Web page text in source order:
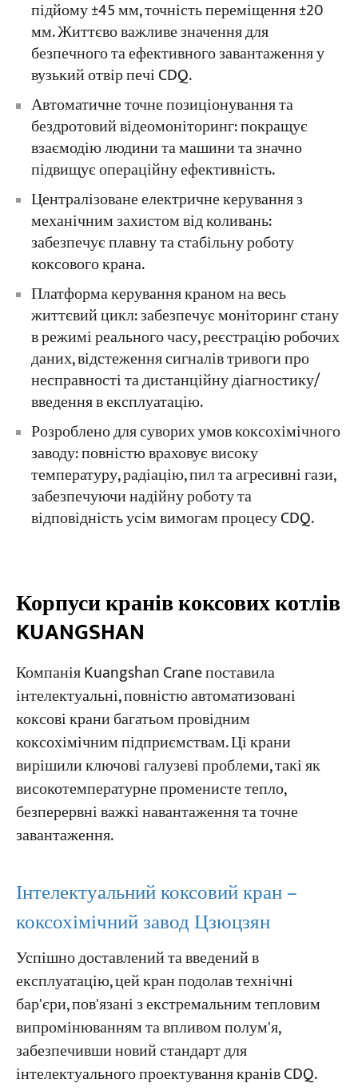
підйому ±45 мм, точність переміщення ±20
мм. Життєво важливе значення для
безпечного та ефективного завантаження у
вузький отвір печі CDQ.
Автоматичне точне позиціонування та
бездротовий відеомоніторинг: покращує
взаємодію людини та машини та значно
підвищує операційну ефективність.
Централізоване електричне керування з
механічним захистом від коливань:
забезпечує плавну та стабільну роботу
коксового крана.
Платформа керування краном на весь
життєвий цикл: забезпечує моніторинг стану
в режимі реального часу, реєстрацію робочих
даних, відстеження сигналів тривоги про
несправності та дистанційну діагностику/
введення в експлуатацію.
Розроблено для суворих умов коксохімічного
заводу: повністю враховує високу
температуру, радіацію, пил та агресивні гази,
забезпечуючи надійну роботу та
відповідність усім вимогам процесу CDQ.
Корпуси кранів коксових котлів
KUANGSHAN
Компанія Kuangshan Crane поставила
інтелектуальні, повністю автоматизовані
коксові крани багатьом провідним
коксохімічним підприємствам. Ці крани
вирішили ключові галузеві проблеми, такі як
високотемпературне променисте тепло,
безперервні важкі навантаження та точне
завантаження.
Інтелектуальний коксовий кран –
коксохімічний завод Цзюцзян
Успішно доставлений та введений в
експлуатацію, цей кран подолав технічні
бар'єри, пов'язані з екстремальним тепловим
випромінюванням та впливом полум'я,
забезпечивши новий стандарт для
інтелектуального проектування кранів CDQ.